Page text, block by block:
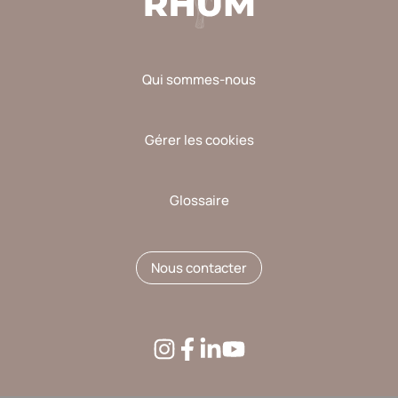
Qui sommes-nous
Gérer les cookies
Glossaire
Nous contacter